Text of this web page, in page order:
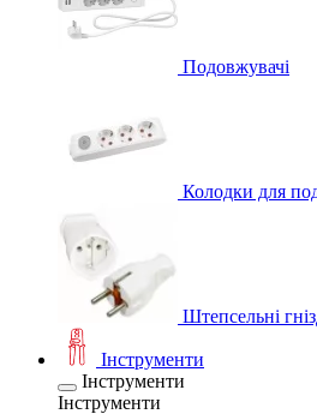
Подовжувачі
Колодки для
Штепсельні
Інструменти
Інструменти
Інструменти